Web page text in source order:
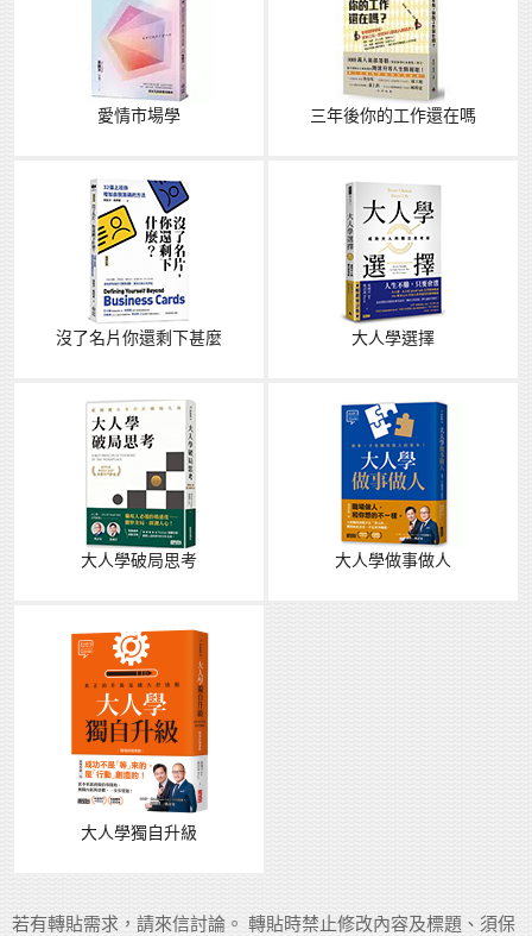
愛情市場學 三年後你的工作還在嗎
沒了名片你還剩下甚麼 大人學選擇
大人學破局思考 大人學做事做人
大人學獨自升級
若有轉貼需求，請來信討論。 轉貼時禁止修改內容及標題、須保